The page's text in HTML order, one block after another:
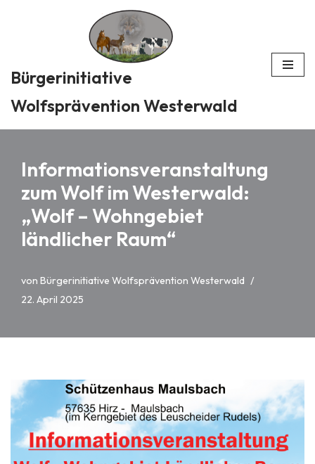
springen
Bürgerinitiative
Wolfsprävention Westerwald
Informationsveranstaltung
zum Wolf im Westerwald:
„Wolf – Wohngebiet
ländlicher Raum“
von Bürgerinitiative Wolfsprävention Westerwald
22. April 2025